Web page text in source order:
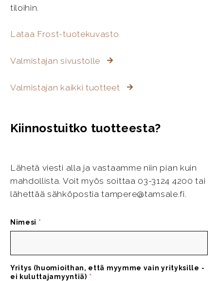
tiloihin.
Lataa Frost-tuotekuvasto
Valmistajan sivustolle
Valmistajan kaikki tuotteet
Kiinnostuitko tuotteesta?
Lähetä viesti alla ja vastaamme niin pian kuin
mahdollista. Voit myös soittaa 03-3124 4200 tai
lähettää sähköpostia tampere@tamsale.fi.
Nimesi *
Yritys (huomioithan, että myymme vain yrityksille -
ei kuluttajamyyntiä) *